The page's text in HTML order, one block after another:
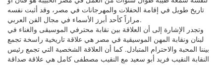
تاريخ طويل في إقامة الحفلات والمهرجانات في مصر، وقد أثبت نفسه
مراراً كأحد أبرز الأسماء في مجال الفن العربي.
وتجدر الإشارة إلى أن العلاقة بين نقابة محترفي الموسيقى والغناء في
لبنان ونقابة المهن الموسيقية في مصر هي علاقة تاريخية راسخة تجمع
بيننا المحبة والاحترام المتبادل. كما أن العلاقة الشخصية التي تجمع رئيس
النقابة النقيب فريد أبو سعيد مع النقيب مصطفى كامل هي علاقة صداقة